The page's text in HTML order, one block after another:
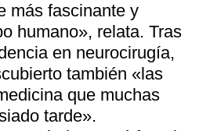
más fascinante y
humano», relata. Tras
en neurocirugía,
también «las
que muchas
tarde».